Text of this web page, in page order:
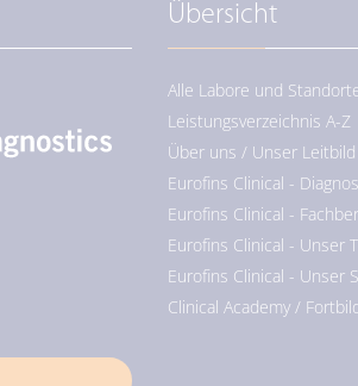
Übersicht
Alle Labore und
Leistungsverzeichnis A-Z
Über uns / Unser Leitbild
Eurofins Clinical -
Eurofins Clinical -
Eurofins Clinical - Unser
Eurofins Clinical - Unser
Clinical Academy /